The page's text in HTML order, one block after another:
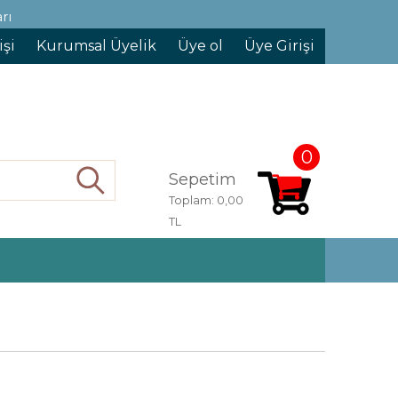
Kurumsal Üyelik Üye ol Üye Girişi
Sepetim
0
Toplam: 0,00
TL